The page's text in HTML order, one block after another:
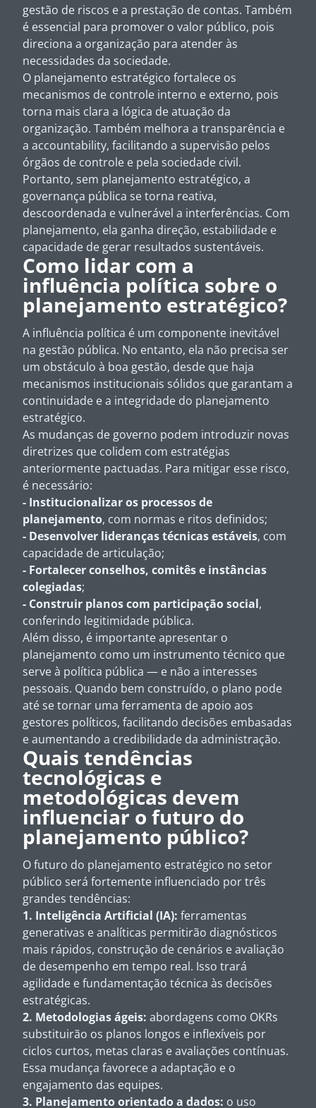
gestão de riscos e a prestação de contas. Também
é essencial para promover o valor público, pois
direciona a organização para atender às
necessidades da sociedade.
O planejamento estratégico fortalece os
mecanismos de controle interno e externo, pois
torna mais clara a lógica de atuação da
organização. Também melhora a transparência e
a accountability, facilitando a supervisão pelos
órgãos de controle e pela sociedade civil.
Portanto, sem planejamento estratégico, a
governança pública se torna reativa,
descoordenada e vulnerável a interferências. Com
planejamento, ela ganha direção, estabilidade e
capacidade de gerar resultados sustentáveis.
Como lidar com a
influência política sobre o
planejamento estratégico?
A influência política é um componente inevitável
na gestão pública. No entanto, ela não precisa ser
um obstáculo à boa gestão, desde que haja
mecanismos institucionais sólidos que garantam a
continuidade e a integridade do planejamento
estratégico.
As mudanças de governo podem introduzir novas
diretrizes que colidem com estratégias
anteriormente pactuadas. Para mitigar esse risco,
é necessário:
- Institucionalizar os processos de
planejamento, com normas e ritos definidos;
- Desenvolver lideranças técnicas estáveis, com
capacidade de articulação;
- Fortalecer conselhos, comitês e instâncias
colegiadas;
- Construir planos com participação social,
conferindo legitimidade pública.
Além disso, é importante apresentar o
planejamento como um instrumento técnico que
serve à política pública — e não a interesses
pessoais. Quando bem construído, o plano pode
até se tornar uma ferramenta de apoio aos
gestores políticos, facilitando decisões embasadas
e aumentando a credibilidade da administração.
Quais tendências
tecnológicas e
metodológicas devem
influenciar o futuro do
planejamento público?
O futuro do planejamento estratégico no setor
público será fortemente influenciado por três
grandes tendências:
1. Inteligência Artificial (IA): ferramentas
generativas e analíticas permitirão diagnósticos
mais rápidos, construção de cenários e avaliação
de desempenho em tempo real. Isso trará
agilidade e fundamentação técnica às decisões
estratégicas.
2. Metodologias ágeis: abordagens como OKRs
substituirão os planos longos e inflexíveis por
ciclos curtos, metas claras e avaliações contínuas.
Essa mudança favorece a adaptação e o
engajamento das equipes.
3. Planejamento orientado a dados: o uso